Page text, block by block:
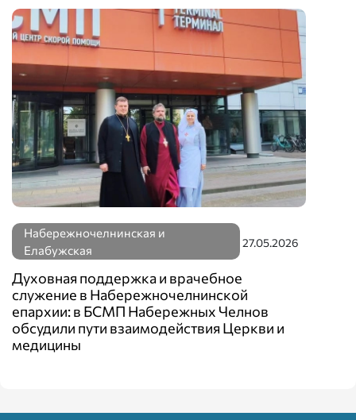
Набережночелнинская и
Елабужская
27.05.2026
Духовная поддержка и врачебное
служение в Набережночелнинской
епархии: в БСМП Набережных Челнов
обсудили пути взаимодействия Церкви и
медицины